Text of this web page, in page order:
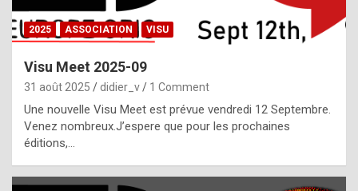
g
h
t
f
2025 ASSOCIATION VISU
Visu Meet 2025-09
31 août 2025 didier_v 1 Comment
Une nouvelle Visu Meet est prévue vendredi 12 Septembre.
Venez nombreux.J’espere que pour les prochaines
éditions,…